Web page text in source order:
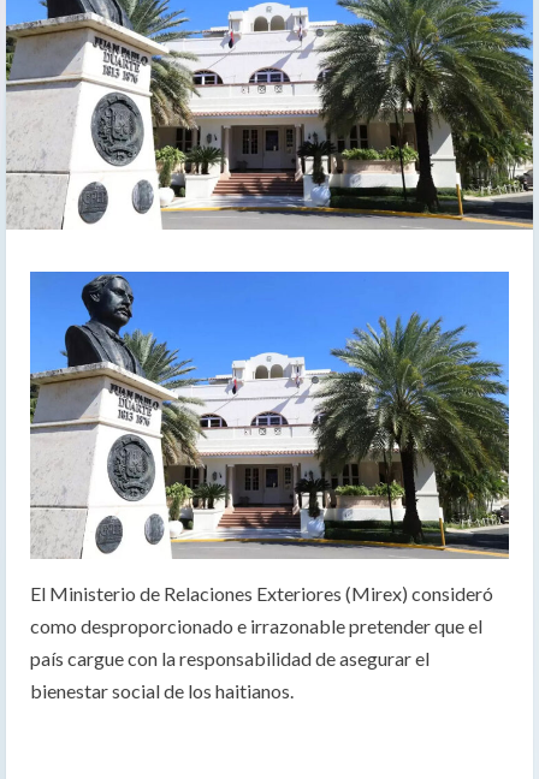
El Ministerio de Relaciones Exteriores (Mirex) consideró
como desproporcionado e irrazonable pretender que el
país cargue con la responsabilidad de asegurar el
bienestar social de los haitianos.